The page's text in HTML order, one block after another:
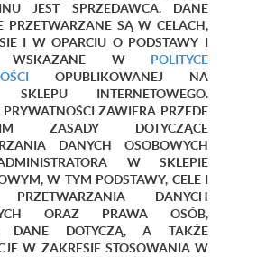
JEST SPRZEDAWCA. DANE
PRZETWARZANE SĄ W CELACH,
I W OPARCIU O PODSTAWY I
WSKAZANE W POLITYCE
OPUBLIKOWANEJ NA
SKLEPU INTERNETOWEGO.
ZAWIERA PRZEDE
ZASADY DOTYCZĄCE
DANYCH OSOBOWYCH
W SKLEPIE
W TYM PODSTAWY, CELE I
PRZETWARZANIA DANYCH
ORAZ PRAWA OSÓB,
DANE DOTYCZĄ, A TAKŻE
W ZAKRESIE STOSOWANIA W